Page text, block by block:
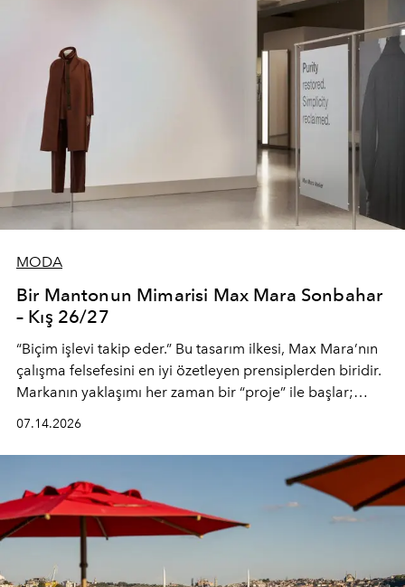
MODA
Bir Mantonun Mimarisi Max Mara Sonbahar
– Kış 26/27
“Biçim işlevi takip eder.” Bu tasarım ilkesi, Max Mara’nın
çalışma felsefesini en iyi özetleyen prensiplerden biridir.
Markanın yaklaşımı her zaman bir “proje” ile başlar;
(savoir-faire) buluşan parçalara dönüştürmek.
07.14.2026